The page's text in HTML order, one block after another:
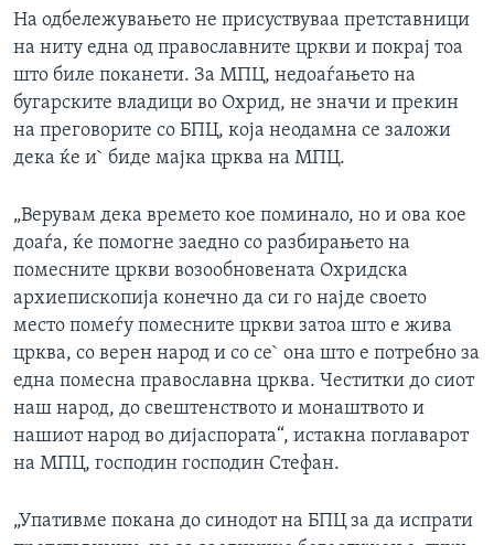
На одбележувањето не присуствуваа претставници
на ниту една од православните цркви и покрај тоа
што биле поканети. За МПЦ, недоаѓањето на
бугарските владици во Охрид, не значи и прекин
на преговорите со БПЦ, која неодамна се заложи
дека ќе и` биде мајка црква на МПЦ.
„Верувам дека времето кое поминало, но и ова кое
доаѓа, ќе помогне заедно со разбирањето на
помесните цркви возообновената Охридска
архиепископија конечно да си го најде своето
место помеѓу помесните цркви затоа што е жива
црква, со верен народ и со се` она што е потребно за
една помесна православна црква. Честитки до сиот
наш народ, до свештенството и монаштвото и
нашиот народ во дијаспората“, истакна поглаварот
на МПЦ, господин господин Стефан.
„Упативме покана до синодот на БПЦ за да испрати